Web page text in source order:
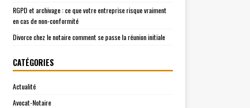
RGPD et archivage : ce que votre entreprise risque vraiment
en cas de non-conformité
Divorce chez le notaire comment se passe la réunion initiale
CATÉGORIES
Actualité
Avocat-Notaire